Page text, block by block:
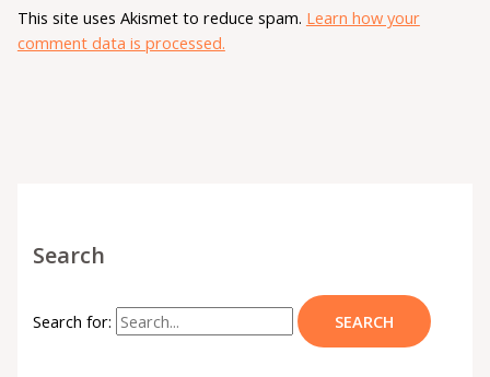
This site uses Akismet to reduce spam. Learn how your
comment data is processed.
Search
Search for: